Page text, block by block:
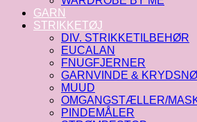
GARN
STRIKKETØJ
DIV. STRIKKETILBEHØR
EUCALAN
FNUGFJERNER
GARNVINDE &
MUUD
OMGANGSTÆLLER/
PINDEMÅLER